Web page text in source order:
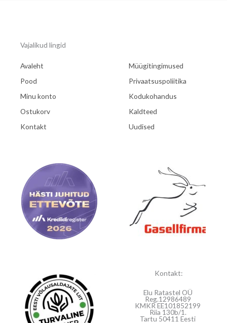
Vajalikud lingid
Avaleht
Pood
Minu konto
Ostukorv
Kontakt
Müügitingimused
Privaatsuspoliitika
Kodukohandus
Kaldteed
Uudised
Kontakt:
Elu Ratastel OÜ
Reg.12986489
KMKR EE101852199
Riia 130b/1.
Tartu 50411 Eesti